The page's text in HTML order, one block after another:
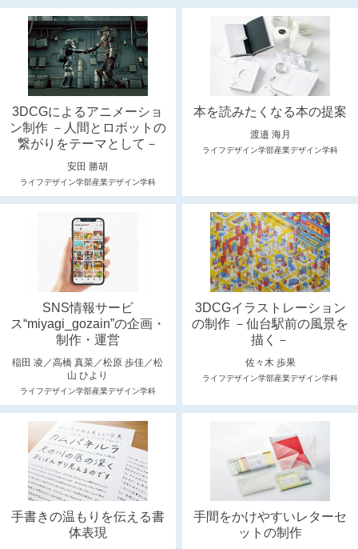
3DCGによるアニメーショ
ン制作 －人間とロボットの
繋がりをテーマとして－
安田 勝胡
ライフデザイン学部産業デザイン学科
本を読みたくなる本の提案
渡邉 海月
ライフデザイン学部産業デザイン学科
SNS情報サービ
ス“miyagi_gozain”の企画・
制作・運営
稲田 凌／高橋 真菜／松原 歩佳／松
山 ひより
ライフデザイン学部産業デザイン学科
3DCGイラストレーション
の制作 －仙台駅前の風景を
描く－
佐々木 歩果
ライフデザイン学部産業デザイン学科
手書きの温もりを伝える書
体表現
手間をかけやすいレターセ
ットの制作